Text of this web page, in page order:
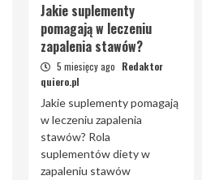
Jakie suplementy
pomagają w leczeniu
zapalenia stawów?
5 miesięcy ago Redaktor
quiero.pl
Jakie suplementy pomagają
w leczeniu zapalenia
stawów? Rola
suplementów diety w
zapaleniu stawów